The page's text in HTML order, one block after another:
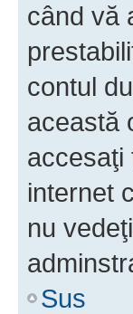
când vă
contul
această
accesaţi
internet
nu
Sus